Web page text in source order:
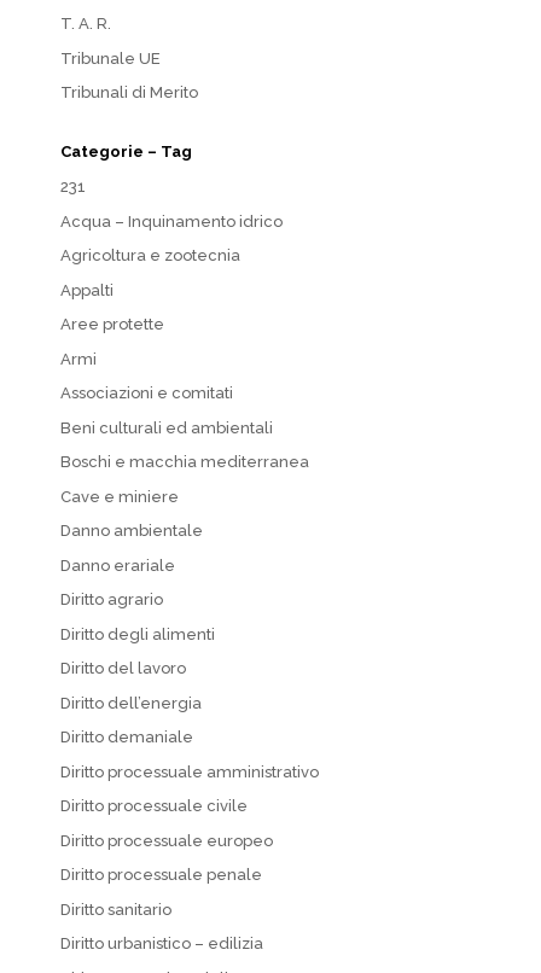
T. A. R.
Tribunale UE
Tribunali di Merito
Categorie – Tag
231
Acqua – Inquinamento idrico
Agricoltura e zootecnia
Appalti
Aree protette
Armi
Associazioni e comitati
Beni culturali ed ambientali
Boschi e macchia mediterranea
Cave e miniere
Danno ambientale
Danno erariale
Diritto agrario
Diritto degli alimenti
Diritto del lavoro
Diritto dell’energia
Diritto demaniale
Diritto processuale amministrativo
Diritto processuale civile
Diritto processuale europeo
Diritto processuale penale
Diritto sanitario
Diritto urbanistico – edilizia